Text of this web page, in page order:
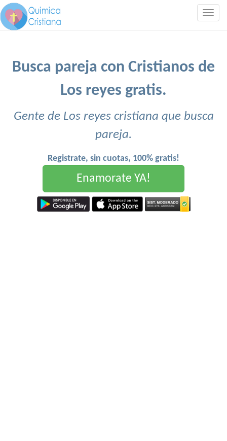
Busca pareja con Cristianos de
Los reyes gratis.
Gente de Los reyes cristiana que busca
pareja.
Registrate, sin cuotas, 100% gratis!
Enamorate YA!